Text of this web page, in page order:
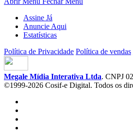
Assine Já
Anuncie Aqui
Estatísticas
Política de Privacidade Política de vendas
Megale Mídia Interativa Ltda. CNPJ
©1999-2026 Cosif-e Digital. Todos os